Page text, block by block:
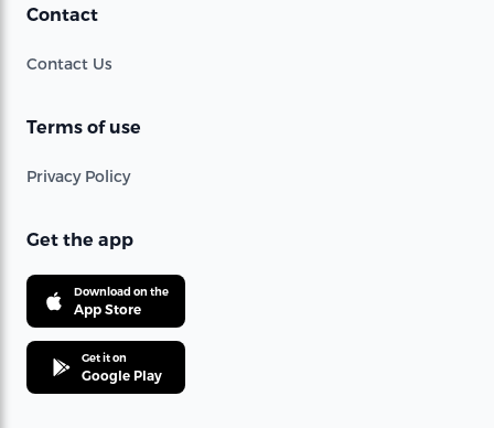
Contact
Contact Us
Terms of use
Privacy Policy
Get the app
Download on the
App Store
Get it on
Google Play